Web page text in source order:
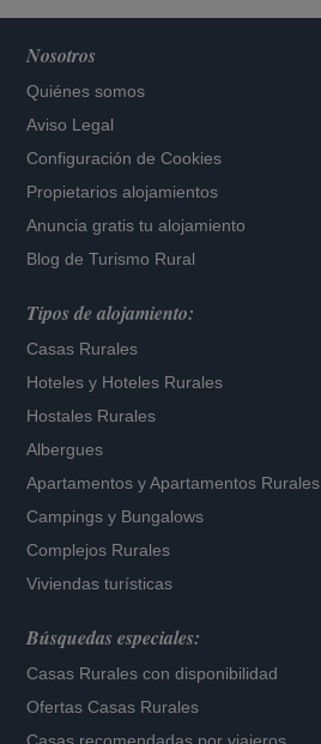
Nosotros
Quiénes somos
Aviso Legal
Configuración de Cookies
Propietarios alojamientos
Anuncia gratis tu alojamiento
Blog de Turismo Rural
Tipos de alojamiento:
Casas Rurales
Hoteles y Hoteles Rurales
Hostales Rurales
Albergues
Apartamentos yApartamentos Rurales
Campings y Bungalows
Complejos Rurales
Viviendas turísticas
Búsquedas especiales:
Casas Rurales con disponibilidad
Ofertas Casas Rurales